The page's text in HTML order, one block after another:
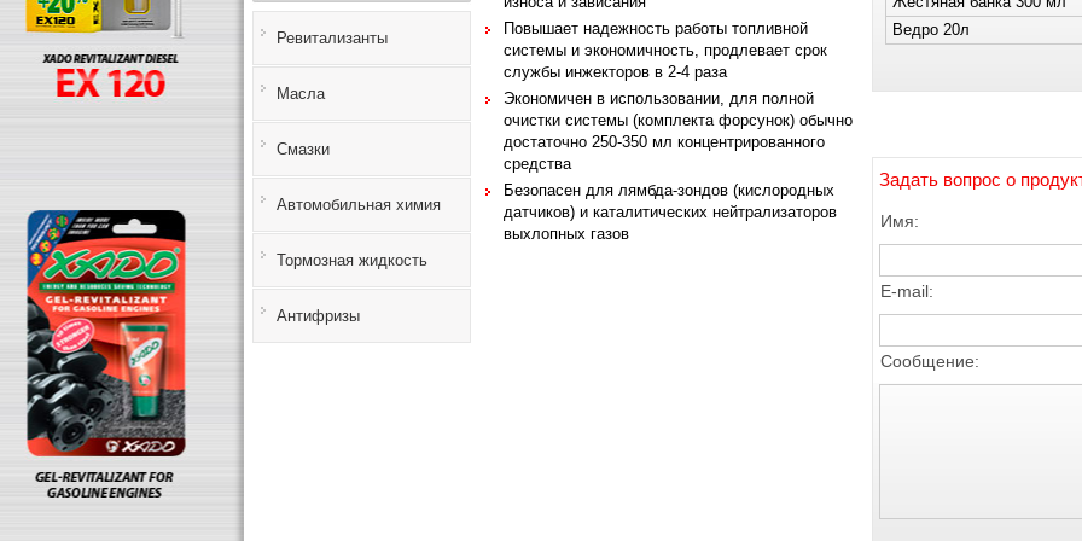
Ревитализанты
Масла
Смазки
Автомобильная химия
Тормозная жидкость
Антифризы
Повышает надежность работы топливной
системы и экономичность, продлевает срок
службы инжекторов в 2-4 раза
Экономичен в использовании, для полной
очистки системы (комплекта форсунок) обычно
достаточно 250-350 мл концентрированного
средства
Безопасен для лямбда-зондов (кислородных
датчиков) и каталитических нейтрализаторов
выхлопных газов
Ведро 20л
Задать вопрос о
Имя:
E-mail:
Сообщение: